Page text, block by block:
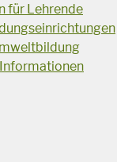
für Lehrende